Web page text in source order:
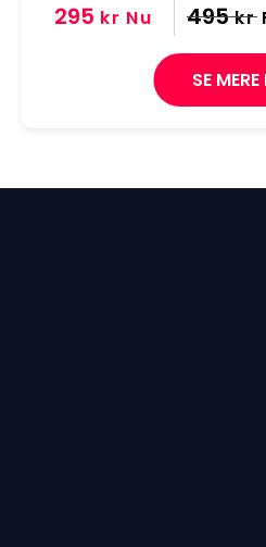
295 kr Nu 495 kr
SE MERE